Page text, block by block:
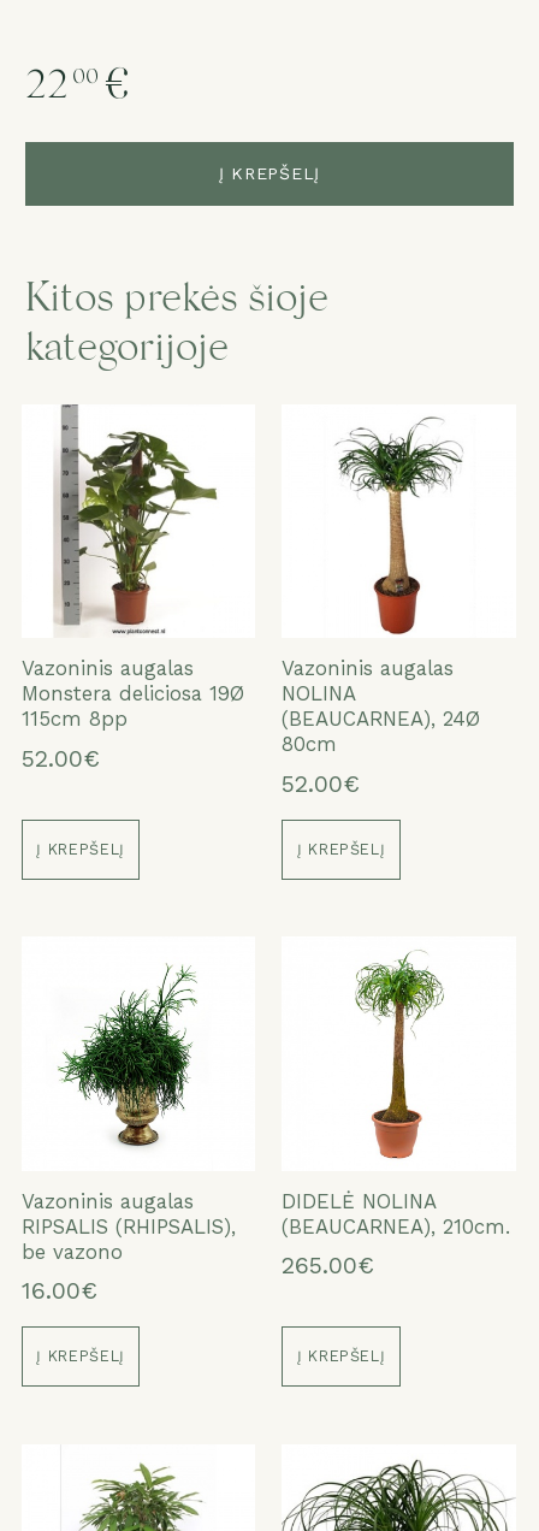
22 00 €
Į KREPŠELĮ
Kitos prekės šioje
kategorijoje
Vazoninis augalas
Monstera deliciosa 19Ø
115cm 8pp
52.00€
Į KREPŠELĮ
Vazoninis augalas
NOLINA
(BEAUCARNEA), 24Ø
80cm
52.00€
Į KREPŠELĮ
Vazoninis augalas
RIPSALIS (RHIPSALIS),
be vazono
16.00€
Į KREPŠELĮ
DIDELĖ NOLINA
(BEAUCARNEA), 210cm.
265.00€
Į KREPŠELĮ